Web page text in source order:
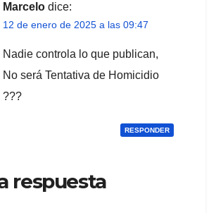
Marcelo dice:
12 de enero de 2025 a las 09:47
Nadie controla lo que publican,
No será Tentativa de Homicidio
???
RESPONDER
respuesta